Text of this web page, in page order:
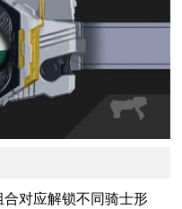
对应解锁不同骑士形